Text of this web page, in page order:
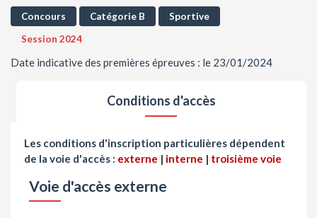
Concours Catégorie B
Sportive
Session 2024
Date indicative des premières épreuves : le 23/01/2024
Conditions d'accès
Les conditions d'inscription particulières dépendent
de la voie d'accès : externe | interne | troisième voie
Voie d'accès externe